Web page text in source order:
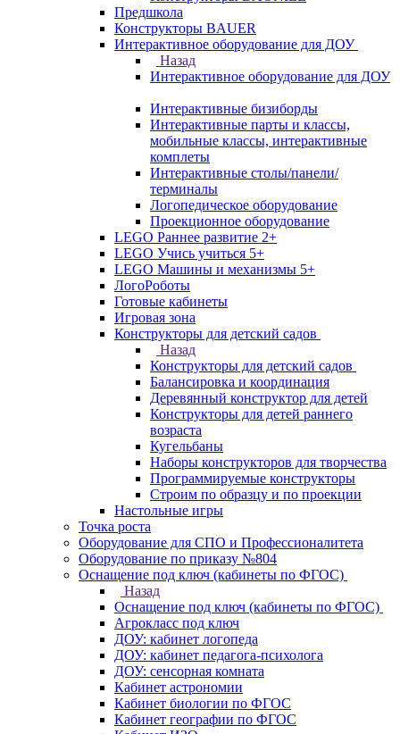
Предшкола
Конструкторы BAUER
Интерактивное оборудование для ДОУ
Назад
Интерактивное оборудование для ДОУ
Интерактивные бизиборды
Интерактивные парты и классы,
мобильные классы, интерактивные
комплеты
Интерактивные столы/панели/
терминалы
Логопедическое оборудование
Проекционное оборудование
LEGO Раннее развитие 2+
LEGO Учись учиться 5+
LEGO Машины и механизмы 5+
ЛогоРоботы
Готовые кабинеты
Игровая зона
Конструкторы для детский садов
Назад
Конструкторы для детский садов
Балансировка и координация
Деревянный конструктор для детей
Конструкторы для детей раннего
возраста
Кугельбаны
Наборы конструкторов для творчества
Программируемые конструкторы
Строим по образцу и по проекции
Настольные игры
Точка роста
Оборудование для СПО и Профессионалитета
Оборудование по приказу №804
Оснащение под ключ (кабинеты по ФГОС)
Назад
Оснащение под ключ (кабинеты по ФГОС)
Агрокласс под ключ
ДОУ: кабинет логопеда
ДОУ: кабинет педагога-психолога
ДОУ: сенсорная комната
Кабинет астрономии
Кабинет биологии по ФГОС
Кабинет географии по ФГОС